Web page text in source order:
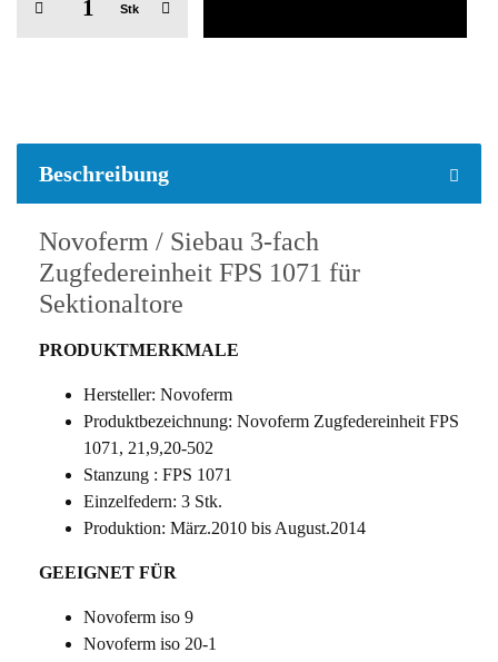
Stk
Beschreibung
Novoferm / Siebau 3-fach
Zugfedereinheit FPS 1071 für
Sektionaltore
PRODUKTMERKMALE
Hersteller: Novoferm
Produktbezeichnung: Novoferm Zugfedereinheit FPS
1071, 21,9,20-502
Stanzung : FPS 1071
Einzelfedern: 3 Stk.
Produktion: März.2010 bis August.2014
GEEIGNET FÜR
Novoferm iso 9
Novoferm iso 20-1